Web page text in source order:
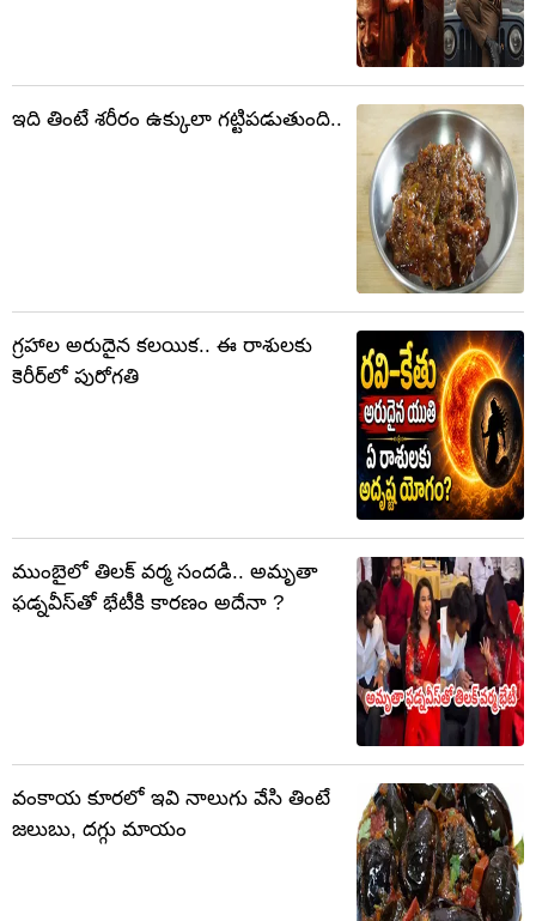
ఇది తింటే శరీరం ఉక్కులా గట్టిపడుతుంది..
గ్రహాల అరుదైన కలయిక.. ఈ రాశులకు
కెరీర్‌లో పురోగతి
ముంబైలో తిలక్ వర్మ సందడి.. అమృతా
ఫడ్నవీస్‌తో భేటీకి కారణం అదేనా ?
వంకాయ కూరలో ఇవి నాలుగు వేసి తింటే
జలుబు, దగ్గు మాయం